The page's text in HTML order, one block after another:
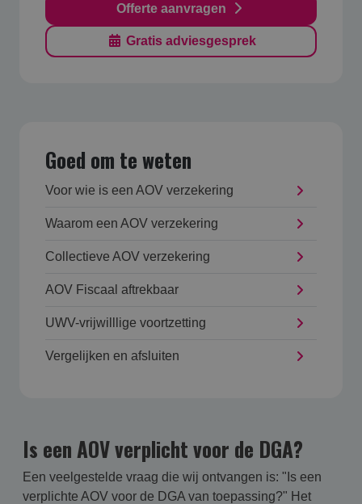
Offerte aanvragen
Gratis adviesgesprek
Goed om te weten
Voor wie is een AOV verzekering
Waarom een AOV verzekering
Collectieve AOV verzekering
AOV Fiscaal aftrekbaar
UWV-vrijwilllige voortzetting
Vergelijken en afsluiten
Is een AOV verplicht voor de DGA?
Een veelgestelde vraag die wij ontvangen is: "Is een
verplichte AOV voor de DGA van toepassing?" Het